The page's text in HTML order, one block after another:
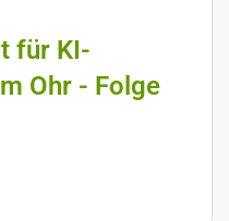
für KI-
Ohr - Folge